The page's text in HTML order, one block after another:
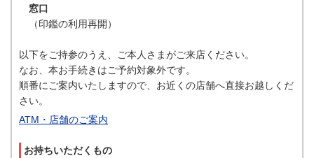
窓口
（印鑑の利用再開）
以下をご持参のうえ、ご本人さまがご来店ください。
なお、本お手続きはご予約対象外です。
順番にご案内いたしますので、お近くの店舗へ直接お越しくだ
さい。
ATM・店舗のご案内
お持ちいただくもの